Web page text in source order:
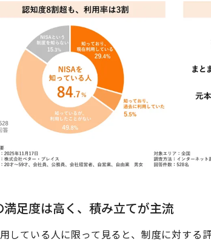
満足度は高く、積み立てが主流
している人に限って見ると、制度に対する